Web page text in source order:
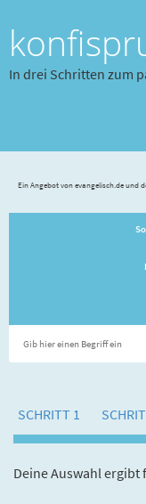
In drei Schritten zum
Ein Angebot von evangelisch.de und
SCHRITT 1
Deine Auswahl ergibt